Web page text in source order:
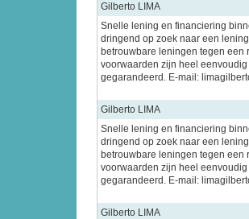
Gilberto LIMA
Snelle lening en financiering
dringend op zoek naar een
betrouwbare leningen tegen een
voorwaarden zijn heel
gegarandeerd. E-mail:
Gilberto LIMA
Snelle lening en financiering
dringend op zoek naar een
betrouwbare leningen tegen een
voorwaarden zijn heel
gegarandeerd. E-mail:
Gilberto LIMA